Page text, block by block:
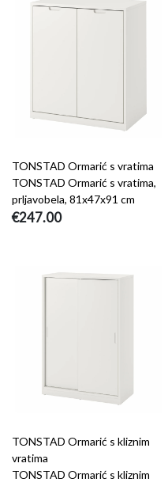
TONSTAD Ormarić s vratima
TONSTAD Ormarić s vratima,
prljavobela, 81x47x91 cm
€247.00
TONSTAD Ormarić s kliznim
vratima
TONSTAD Ormarić s kliznim